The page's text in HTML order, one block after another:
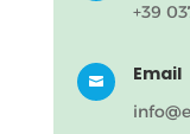
+39
 Email